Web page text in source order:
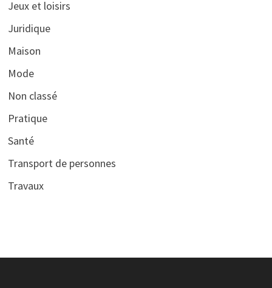
Jeux et loisirs
Juridique
Maison
Mode
Non classé
Pratique
Santé
Transport de personnes
Travaux